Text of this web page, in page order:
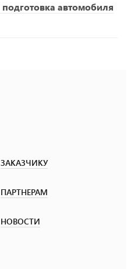
автомобиля
ЗАКАЗЧИКУ
ПАРТНЕРАМ
НОВОСТИ